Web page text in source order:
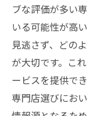
ブな評価が多い
いる可能性が高
見逃さず、どの
が大切です。こ
ービスを提供で
専門店選びにお